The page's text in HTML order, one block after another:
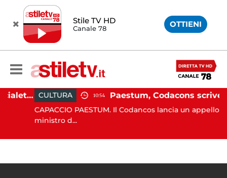
Stile TV HD
Canale 78 OTTIENI
Martina Carbonaro, braccialetto elettronico per i genitori della 14enne uccisa dall'ex CULTURA 10:54
CAPACCIO PAESTUM. Il Codancos lancia un appello al
ministro d...